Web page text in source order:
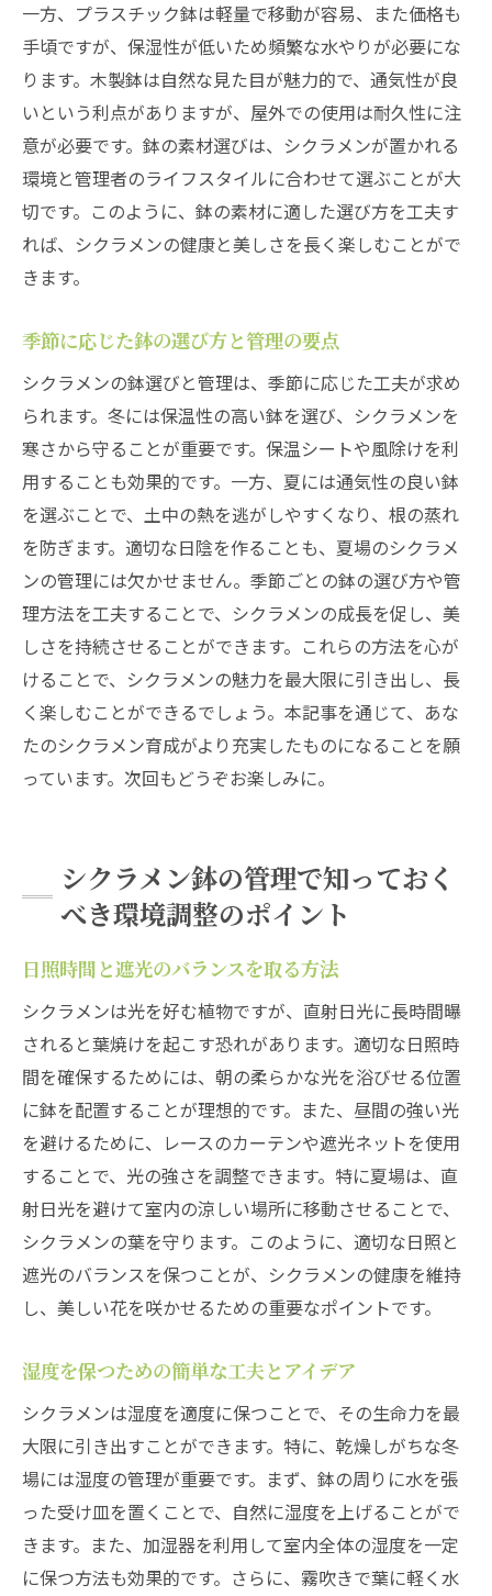
一方、プラスチック鉢は軽量で移動が容易、また価格も
手頃ですが、保湿性が低いため頻繁な水やりが必要にな
ります。木製鉢は自然な見た目が魅力的で、通気性が良
いという利点がありますが、屋外での使用は耐久性に注
意が必要です。鉢の素材選びは、シクラメンが置かれる
環境と管理者のライフスタイルに合わせて選ぶことが大
切です。このように、鉢の素材に適した選び方を工夫す
れば、シクラメンの健康と美しさを長く楽しむことがで
きます。
季節に応じた鉢の選び方と管理の要点
シクラメンの鉢選びと管理は、季節に応じた工夫が求め
られます。冬には保温性の高い鉢を選び、シクラメンを
寒さから守ることが重要です。保温シートや風除けを利
用することも効果的です。一方、夏には通気性の良い鉢
を選ぶことで、土中の熱を逃がしやすくなり、根の蒸れ
を防ぎます。適切な日陰を作ることも、夏場のシクラメ
ンの管理には欠かせません。季節ごとの鉢の選び方や管
理方法を工夫することで、シクラメンの成長を促し、美
しさを持続させることができます。これらの方法を心が
けることで、シクラメンの魅力を最大限に引き出し、長
く楽しむことができるでしょう。本記事を通じて、あな
たのシクラメン育成がより充実したものになることを願
っています。次回もどうぞお楽しみに。
シクラメン鉢の管理で知っておく
べき環境調整のポイント
日照時間と遮光のバランスを取る方法
シクラメンは光を好む植物ですが、直射日光に長時間曝
されると葉焼けを起こす恐れがあります。適切な日照時
間を確保するためには、朝の柔らかな光を浴びせる位置
に鉢を配置することが理想的です。また、昼間の強い光
を避けるために、レースのカーテンや遮光ネットを使用
することで、光の強さを調整できます。特に夏場は、直
射日光を避けて室内の涼しい場所に移動させることで、
シクラメンの葉を守ります。このように、適切な日照と
遮光のバランスを保つことが、シクラメンの健康を維持
し、美しい花を咲かせるための重要なポイントです。
湿度を保つための簡単な工夫とアイデア
シクラメンは湿度を適度に保つことで、その生命力を最
大限に引き出すことができます。特に、乾燥しがちな冬
場には湿度の管理が重要です。まず、鉢の周りに水を張
った受け皿を置くことで、自然に湿度を上げることがで
きます。また、加湿器を利用して室内全体の湿度を一定
に保つ方法も効果的です。さらに、霧吹きで葉に軽く水